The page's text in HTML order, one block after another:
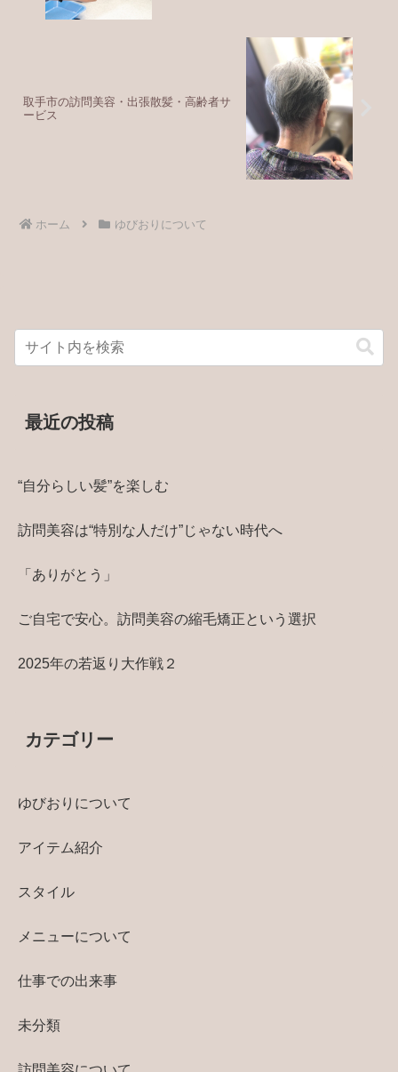
取手市の訪問美容・出張散髪・高齢者サ
ービス
ホーム ゆびおりについて
最近の投稿
“自分らしい髪”を楽しむ
訪問美容は“特別な人だけ”じゃない時代へ
「ありがとう」
ご自宅で安心。訪問美容の縮毛矯正という選択
2025年の若返り大作戦２
カテゴリー
ゆびおりについて
アイテム紹介
スタイル
メニューについて
仕事での出来事
未分類